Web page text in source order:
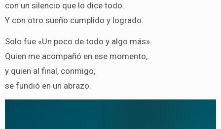
con un silencio que lo dice todo.
Y con otro sueño cumplido y logrado.
Solo fue «Un poco de todo y algo más».
Quien me acompañó en ese momento,
y quien al final, conmigo,
se fundió en un abrazo.